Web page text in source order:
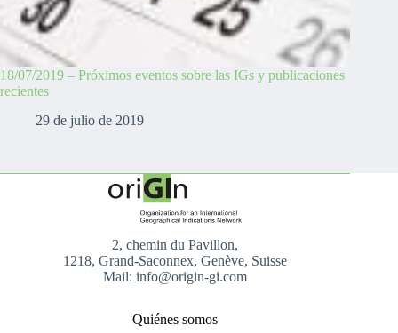
18/07/2019 – Próximos eventos sobre las IGs y publicaciones
recientes
29 de julio de 2019
2, chemin du Pavillon,
1218, Grand-Saconnex, Genève, Suisse
Mail: info@origin-gi.com
Quiénes somos